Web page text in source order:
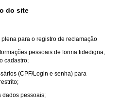
do site
para o registro de reclamação
pessoais de forma fidedigna,
cadastro;
(CPF/Login e senha) para
dados pessoais;